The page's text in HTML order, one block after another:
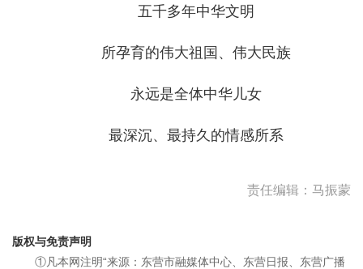
五千多年中华文明
所孕育的伟大祖国、伟大民族
永远是全体中华儿女
最深沉、最持久的情感所系
责任编辑：马振蒙
版权与免责声明
①凡本网注明“来源：东营市融媒体中心、东营日报、东营广播